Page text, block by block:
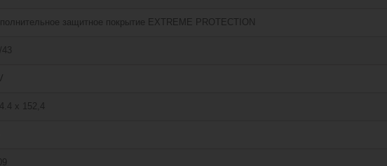
защитное покрытие EXTREME PROTECTION
х 152,4